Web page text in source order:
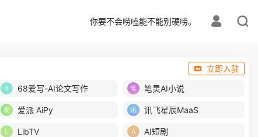
你要不会唠嗑能不能别硬唠。
立即入驻
68爱写-AI论文写作 笔灵AI小说
爱派 AiPy 讯飞星辰MaaS
LibTV AI短剧